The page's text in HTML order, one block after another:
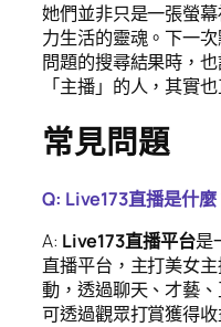
她們並非只是一張螢
力生活的靈魂。下一
問題的搜尋結果時，
「主播」的人，其實
常見問題
Q: Live173直播是什麼
A: Live173直播平台是
直播平台，主打美女
動，透過聊天、才藝
可透過觀眾打賞獲得收